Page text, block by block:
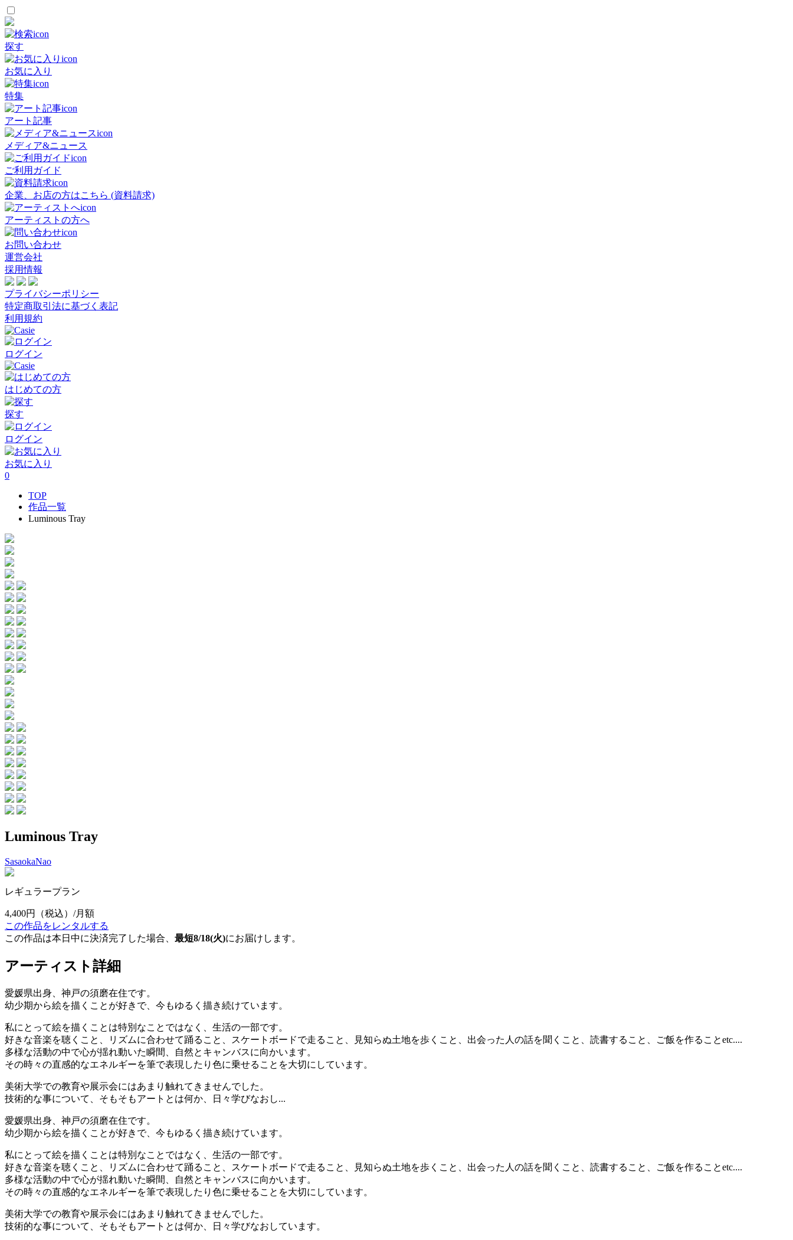
探す
お気に入り
特集
アート記事
メディア&ニュース
ご利用ガイド
企業、お店の方はこちら (資料請求)
アーティストの方へ
お問い合わせ
運営会社
採用情報
プライバシーポリシー
特定商取引法に基づく表記
利用規約
ログイン
はじめての方
探す
ログイン
お気に入り
0
TOP
作品一覧
Luminous Tray
Luminous Tray
SasaokaNao
レギュラープラン
4,400円
（税込）/月額
この作品をレンタルする
この作品は本日中に決済完了した場合、 最短8/18(火)にお届けします。
アーティスト詳細
愛媛県出身、神戸の須磨在住です。
幼少期から絵を描くことが好きで、今もゆるく描き続けています。
私にとって絵を描くことは特別なことではなく、生活の一部です。
好きな音楽を聴くこと、リズムに合わせて踊ること、スケートボードで走ること、見知らぬ土地を歩くこと、出会った人の話を聞くこと、読書すること、ご飯を作ることetc....
多様な活動の中で心が揺れ動いた瞬間、自然とキャンバスに向かいます。
その時々の直感的なエネルギーを筆で表現したり色に乗せることを大切にしています。
美術大学での教育や展示会にはあまり触れてきませんでした。
技術的な事について、そもそもアートとは何か、日々学びなおし...
愛媛県出身、神戸の須磨在住です。
幼少期から絵を描くことが好きで、今もゆるく描き続けています。
私にとって絵を描くことは特別なことではなく、生活の一部です。
好きな音楽を聴くこと、リズムに合わせて踊ること、スケートボードで走ること、見知らぬ土地を歩くこと、出会った人の話を聞くこと、読書すること、ご飯を作ることetc....
多様な活動の中で心が揺れ動いた瞬間、自然とキャンバスに向かいます。
その時々の直感的なエネルギーを筆で表現したり色に乗せることを大切にしています。
美術大学での教育や展示会にはあまり触れてきませんでした。
技術的な事について、そもそもアートとは何か、日々学びなおしています。